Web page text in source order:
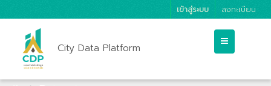
เข้าสู่ระบบ ลงทะเบียน
City Data Platform